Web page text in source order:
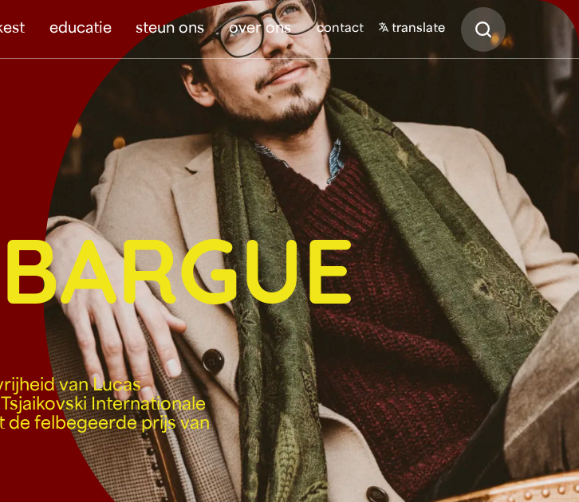
educatie steun ons over ons contact translate
Zoeken
van Lucas
Internationale
de felbegeerde prijs van